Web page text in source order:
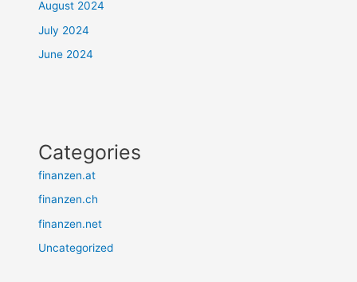
August 2024
July 2024
June 2024
Categories
finanzen.at
finanzen.ch
finanzen.net
Uncategorized